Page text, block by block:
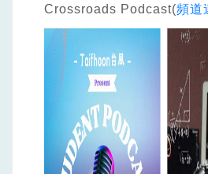
Crossroads Podcast(頻道